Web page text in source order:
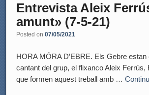
Entrevista Aleix
amunt» (7-5-21)
Posted on 07/05/2021
HORA MÓRA D’EBRE. Els Gebre
cantant del grup, el flixanco Aleix
que formen aquest treball amb …